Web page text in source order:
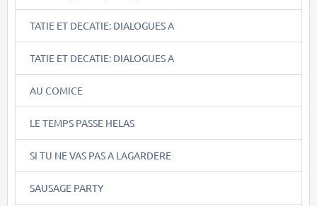
TATIE ET DECATIE: DIALOGUES A
TATIE ET DECATIE: DIALOGUES A
AU COMICE
LE TEMPS PASSE HELAS
SI TU NE VAS PAS A LAGARDERE
SAUSAGE PARTY